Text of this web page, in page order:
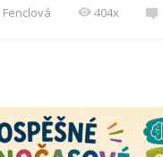
404x